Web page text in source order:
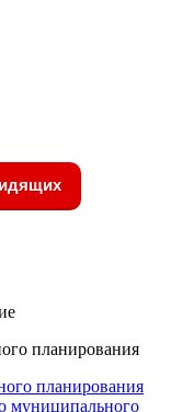
планирования
планирования
муниципального